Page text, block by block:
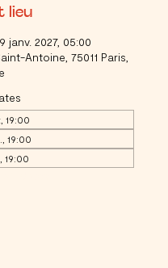
lieu
janv. 2027, 05:00
Antoine, 75011 Paris,
19:00
19:00
19:00